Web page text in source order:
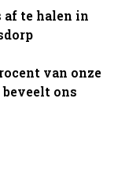
af te halen in
van onze
ons